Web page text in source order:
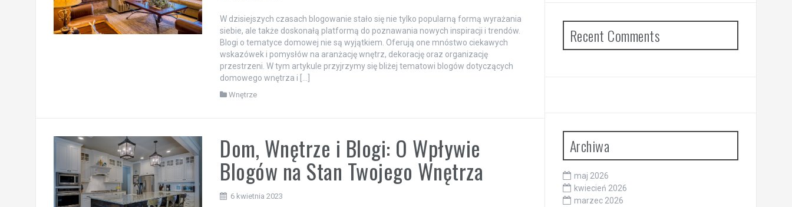
W dzisiejszych czasach blogowanie stało się nie tylko popularną formą wyrażania
siebie, ale także doskonałą platformą do poznawania nowych inspiracji i trendów.
Blogi o tematyce domowej nie są wyjątkiem. Oferują one mnóstwo ciekawych
wskazówek i pomysłów na aranżację wnętrz, dekorację oraz organizację
przestrzeni. W tym artykule przyjrzymy się bliżej tematowi blogów dotyczących
domowego wnętrza i […]
Wnętrze
Dom, Wnętrze i Blogi: O Wpływie
Blogów na Stan Twojego Wnętrza
6 kwietnia 2023
Recent Comments
Archiwa
maj 2026
kwiecień 2026
marzec 2026